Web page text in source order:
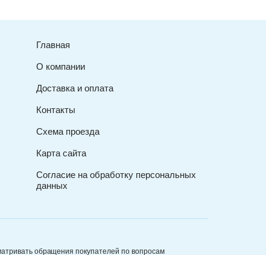
Главная
О компании
Доставка и оплата
Контакты
Схема проезда
Карта сайта
Согласие на обработку персональных
данных
обращения покупателей по вопросам